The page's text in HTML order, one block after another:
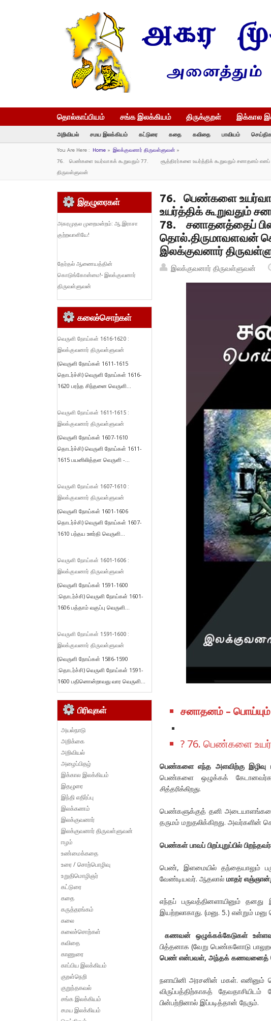
தொல்காப்பியம் சங்க இலக்கியம் திருக்குறள் இக்கால
அறிவியல் சமய இலக்கியம் கட்டுரை கதை கவிதை பாவியம்
You Are Here : Home» இலக்குவனார் திருவள்ளுவன்»
76. பெண்களை உயர்வாகக் கூறுவதும் 77. சூத்திரர்களை உயர்த்திக் கூறுவதும் சனாதனம் எனப்
திருவள்ளுவன்
76. பெண்களை
உயர்த்திக் கூறுவதும்
78. சனாதனத்தைப்
தொல்.திருமாவளவன்
இலக்குவனார்
இலக்குவனார் திருவள்ளுவன்
சனாதனம் – பொய்யும்
? 76. பெண்களை
பெண்களை எந்த அளவிற்கு இழிவு
பெண்களை
ஒழுக்கக்
சித்தரிக்கிறது.
பெண்களுக்குத் தனி
தருமம் மறுதலிக்கிறது. அவர்களின்
பெண்கள் பாவப் பிறப்புறுப்பில்
பெண், இளமையில் தந்தையாலும்
வேண்டியவர். ஆதலால் மாதர்
எந்தப் பருவத்தினளாயினும்
இயற்றலாகாது. (மனு. 5.) என்றும் மனு
கணவன் ஒழுக்கக்கேடுகள்
பித்தனாக (வேறு பெண்களோடு
பெண் என்பவள், அந்தக் கணவனைத்
நளாயினி அரசனின் மகள்.
விருப்பத்திற்காகத்
பின்பற்றினால் இப்படித்தான் நேரும்.
இதழுரைகள்
அகரமுதல முறைமன்றம்: ஆ.இராசா
குற்றவாளியே!
தேர்தல் ஆணையத்தின்
கொடுங்கோன்மை!- இலக்குவனார்
திருவள்ளுவன்
கலைச்சொற்கள்
வெருளி நோய்கள் 1616-1620 :
இலக்குவனார் திருவள்ளுவன்
(வெருளி நோய்கள் 1611-1615
தொடர்ச்சி) வெருளி நோய்கள் 1616-
1620 பரந்த சிந்தனை வெருளி...
வெருளி நோய்கள் 1611-1615 :
இலக்குவனார் திருவள்ளுவன்
(வெருளி நோய்கள் 1607-1610
தொடர்ச்சி) வெருளி நோய்கள் 1611-
1615 பயனிலித்தள வெருளி -...
வெருளி நோய்கள் 1607-1610 :
இலக்குவனார் திருவள்ளுவன்
(வெருளி நோய்கள் 1601-1606
தொடர்ச்சி) வெருளி நோய்கள் 1607-
1610 பந்தய ஊர்தி வெருளி...
வெருளி நோய்கள் 1601-1606 :
இலக்குவனார் திருவள்ளுவன்
(வெருளி நோய்கள் 1591-1600
:தொடர்ச்சி) வெருளி நோய்கள் 1601-
1606 பத்தாம் வகுப்பு வெருளி...
வெருளி நோய்கள் 1591-1600 :
இலக்குவனார் திருவள்ளுவன்
(வெருளி நோய்கள் 1586-1590
:தொடர்ச்சி) வெருளி நோய்கள் 1591-
1600 பதினொன்றாவது வார வெருளி...
பிரிவுகள்
அயல்நாடு
அறிக்கை
அறிவியல்
அழைப்பிதழ்
இக்கால இலக்கியம்
இதழுரை
இந்தி எதிர்ப்பு
இலக்கணம்
இலக்குவனார்
இலக்குவனார் திருவள்ளுவன்
ஈழம்
உண்மைக்கதை
உரை / சொற்பொழிவு
உறுதிமொழிஞர்
கட்டுரை
கதை
கருத்தரங்கம்
கலை
கலைச்சொற்கள்
கவிதை
காணுரை
காப்பிய இலக்கியம்
குறள்நெறி
குறுந்தகவல்
சங்க இலக்கியம்
சமய இலக்கியம்